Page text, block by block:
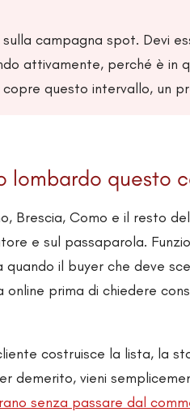
campagna spot. Devi
attivamente, perché è in
questo intervallo, un
lombardo questo
Brescia, Como e il resto
e sul passaparola.
il buyer che deve
prima di chiedere
costruisce la lista, la
demerito, vieni
senza passare dal